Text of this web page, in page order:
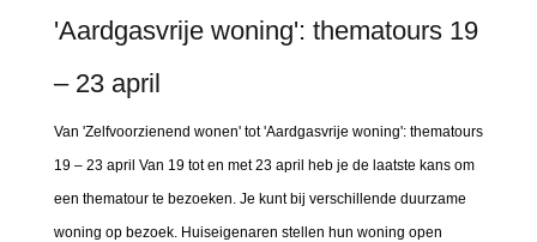
'Aardgasvrije woning': thematours 19
– 23 april
Van 'Zelfvoorzienend wonen' tot 'Aardgasvrije woning': thematours
19 – 23 april Van 19 tot en met 23 april heb je de laatste kans om
een thematour te bezoeken. Je kunt bij verschillende duurzame
woning op bezoek. Huiseigenaren stellen hun woning open